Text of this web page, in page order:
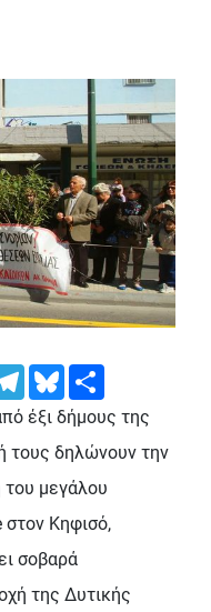
TelegramBluesky
έξι δήμους της
τους δηλώνουν την
του μεγάλου
Κηφισό,
σοβαρά
της Δυτικής